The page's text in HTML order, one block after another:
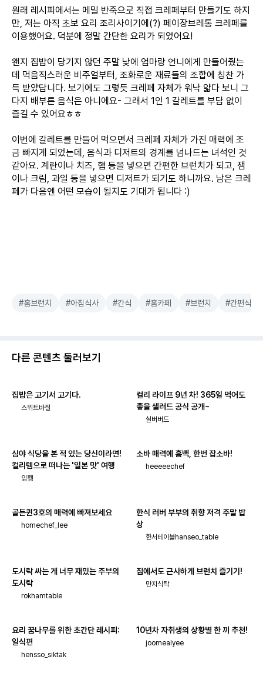
원래 레시피에서는 메밀 반죽으로 직접 크레페부터 만들기도 하지
만, 저는 아직 초보 요리 조리사이기에(?) 페이장브레통 크레페를
이용했어요. 덕분에 정말 간단한 요리가 되었어요!
왠지 집밥이 당기지 않던 주말 낮에 엄마랑 언니에게 만들어줬는
데 먹음직스러운 비주얼부터, 조화로운 재료들의 조합에 칭찬 가
득 받았답니다. 보기에도 그렇듯 크레페 자체가 워낙 얇다 보니 그
다지 배부른 음식은 아니에요- 그래서 1인 1 갈레트를 부담 없이
즐길 수 있어요ㅎㅎ
이번에 갈레트를 만들어 먹으면서 크레페 자체가 가진 매력에 조
금 빠지게 되었는데, 음식과 디저트의 경계를 넘나드는 녀석인 것
같아요. 계란이나 치즈, 햄 등을 넣으면 간편한 브런치가 되고, 잼
이나 크림, 과일 등을 넣으면 디저트가 되기도 하니까요. 남은 크레
페가 다음엔 어떤 모습이 될지도 기대가 됩니다 :)
#홈브런치 #아침식사 #간식 #홈카페 #브런치 #간편식
다른 콘텐츠 둘러보기
집밥은 고기서 고기다.
스위트바질
컬리 라이프 9년 차! 365일 먹어도
좋을 샐러드 공식 공개~
실버버드
심야 식당을 본 적 있는 당신이라면!
컬리템으로 떠나는 '일본 맛' 여행
임펭
소바 매력에 흠뻑, 한번 잡소바!
heeeeechef
골든퀸3호의 매력에 빠져보세요
homechef_lee
한식 러버 부부의 취향 저격 주말 밥
상
한서테이블hanseo_table
도시락 싸는 게 너무 재밌는 주부의
도시락
rokhamtable
집에서도 근사하게 브런치 즐기기!
만지식탁
요리 꿈나무를 위한 초간단 레시피:
일식편
hensso_siktak
10년차 자취생의 상황별 한 끼 추천!
joomealyee